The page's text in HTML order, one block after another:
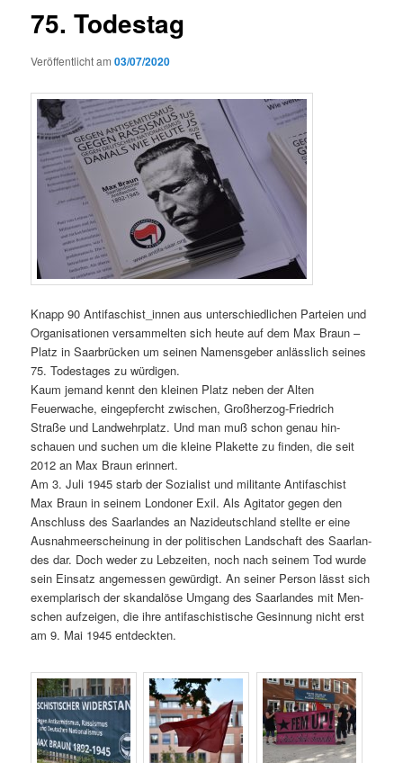
75. Todestag
Veröffentlicht am03/07/2020
Knapp 90 Antifaschist_innen aus unter­schiedlichen Parteien und
Organ­i­sa­tio­nen ver­sam­melten sich heute auf dem Max Braun –
Platz in Saar­brück­en um seinen Namensge­ber anlässlich seines
75. Todestages zu würdi­gen.
Kaum jemand ken­nt den kleinen Platz neben der Alten
Feuerwache, eingepfer­cht zwis­chen, Großher­zog-Friedrich
Straße und Landwehrplatz. Und man muß schon genau hin­
schauen und suchen um die kleine Plakette zu find­en, die seit
2012 an Max Braun erin­nert.
Am 3. Juli 1945 starb der Sozial­ist und mil­i­tante Antifaschist
Max Braun in seinem Lon­don­er Exil. Als Agi­ta­tor gegen den
Anschluss des Saar­lan­des an Nazideutsch­land stellte er eine
Aus­nah­meer­schei­n­ung in der poli­tis­chen Land­schaft des Saar­lan­
des dar. Doch wed­er zu Lebzeit­en, noch nach seinem Tod wurde
sein Ein­satz angemessen gewürdigt. An sein­er Per­son lässt sich
exem­plar­isch der skan­dalöse Umgang des Saar­lan­des mit Men­
schen aufzeigen, die ihre antifaschis­tis­che Gesin­nung nicht erst
am 9. Mai 1945 entdeckten.